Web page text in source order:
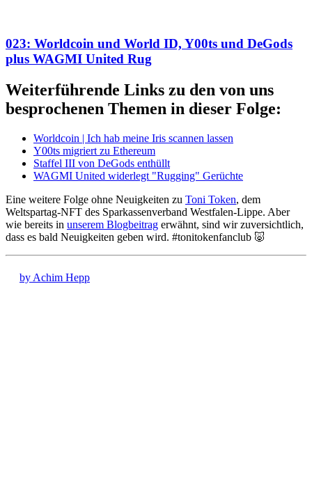
023: Worldcoin und World ID, Y00ts und DeGods
plus WAGMI United Rug
Weiterführende Links zu den von uns
besprochenen Themen in dieser Folge:
Worldcoin | Ich hab meine Iris scannen lassen
Y00ts migriert zu Ethereum
Staffel III von DeGods enthüllt
WAGMI United widerlegt "Rugging" Gerüchte
Eine weitere Folge ohne Neuigkeiten zu Toni Token, dem
Weltspartag-NFT des Sparkassenverband Westfalen-Lippe. Aber
wie bereits in unserem Blogbeitrag erwähnt, sind wir zuversichtlich,
dass es bald Neuigkeiten geben wird. #tonitokenfanclub 🐷
by Achim Hepp